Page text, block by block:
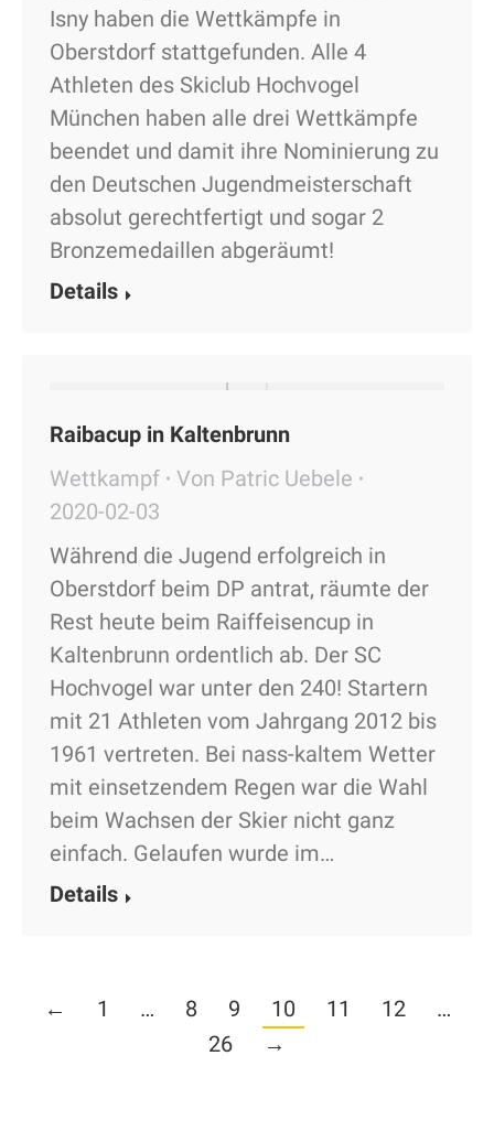
Isny haben die Wettkämpfe in
Oberstdorf stattgefunden. Alle 4
Athleten des Skiclub Hochvogel
München haben alle drei Wettkämpfe
beendet und damit ihre Nominierung zu
den Deutschen Jugendmeisterschaft
absolut gerechtfertigt und sogar 2
Bronzemedaillen abgeräumt!
Details
Raibacup in Kaltenbrunn
Wettkampf
Von Patric Uebele
2020-02-03
Während die Jugend erfolgreich in
Oberstdorf beim DP antrat, räumte der
Rest heute beim Raiffeisencup in
Kaltenbrunn ordentlich ab. Der SC
Hochvogel war unter den 240! Startern
mit 21 Athleten vom Jahrgang 2012 bis
1961 vertreten. Bei nass-kaltem Wetter
mit einsetzendem Regen war die Wahl
beim Wachsen der Skier nicht ganz
einfach. Gelaufen wurde im…
Details
← 1 … 8 9 10 11 12
…
26
→